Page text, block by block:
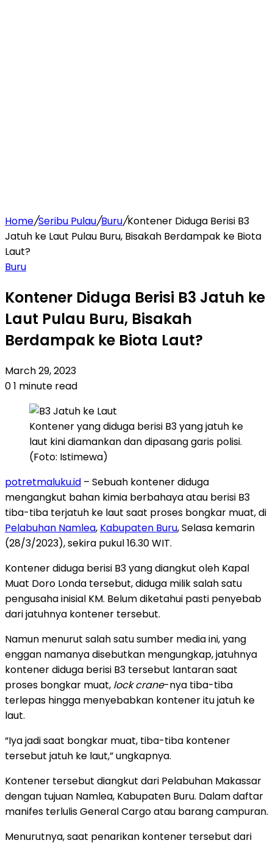
Home/Seribu Pulau/Buru/Kontener Diduga Berisi B3
Jatuh ke Laut Pulau Buru, Bisakah Berdampak ke Biota
Laut?
Buru
Kontener Diduga Berisi B3 Jatuh ke
Laut Pulau Buru, Bisakah
Berdampak ke Biota Laut?
March 29, 2023
01 minute read
Kontener yang diduga berisi B3 yang jatuh ke
laut kini diamankan dan dipasang garis polisi.
(Foto: Istimewa)
potretmaluku.id – Sebuah kontener diduga
mengangkut bahan kimia berbahaya atau berisi B3
tiba-tiba terjatuh ke laut saat proses bongkar muat, di
Pelabuhan Namlea, Kabupaten Buru, Selasa kemarin
(28/3/2023), sekira pukul 16.30 WIT.
Kontener diduga berisi B3 yang diangkut oleh Kapal
Muat Doro Londa tersebut, diduga milik salah satu
pengusaha inisial KM. Belum diketahui pasti penyebab
dari jatuhnya kontener tersebut.
Namun menurut salah satu sumber media ini, yang
enggan namanya disebutkan mengungkap, jatuhnya
kontener diduga berisi B3 tersebut lantaran saat
proses bongkar muat, lock crane-nya tiba-tiba
terlepas hingga menyebabkan kontener itu jatuh ke
laut.
“Iya jadi saat bongkar muat, tiba-tiba kontener
tersebut jatuh ke laut,” ungkapnya.
Kontener tersebut diangkut dari Pelabuhan Makassar
dengan tujuan Namlea, Kabupaten Buru. Dalam daftar
manifes terlulis General Cargo atau barang campuran.
Menurutnya, saat penarikan kontener tersebut dari